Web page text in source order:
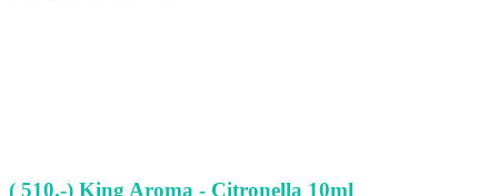
( 510.-) King Aroma - Citronella 10ml